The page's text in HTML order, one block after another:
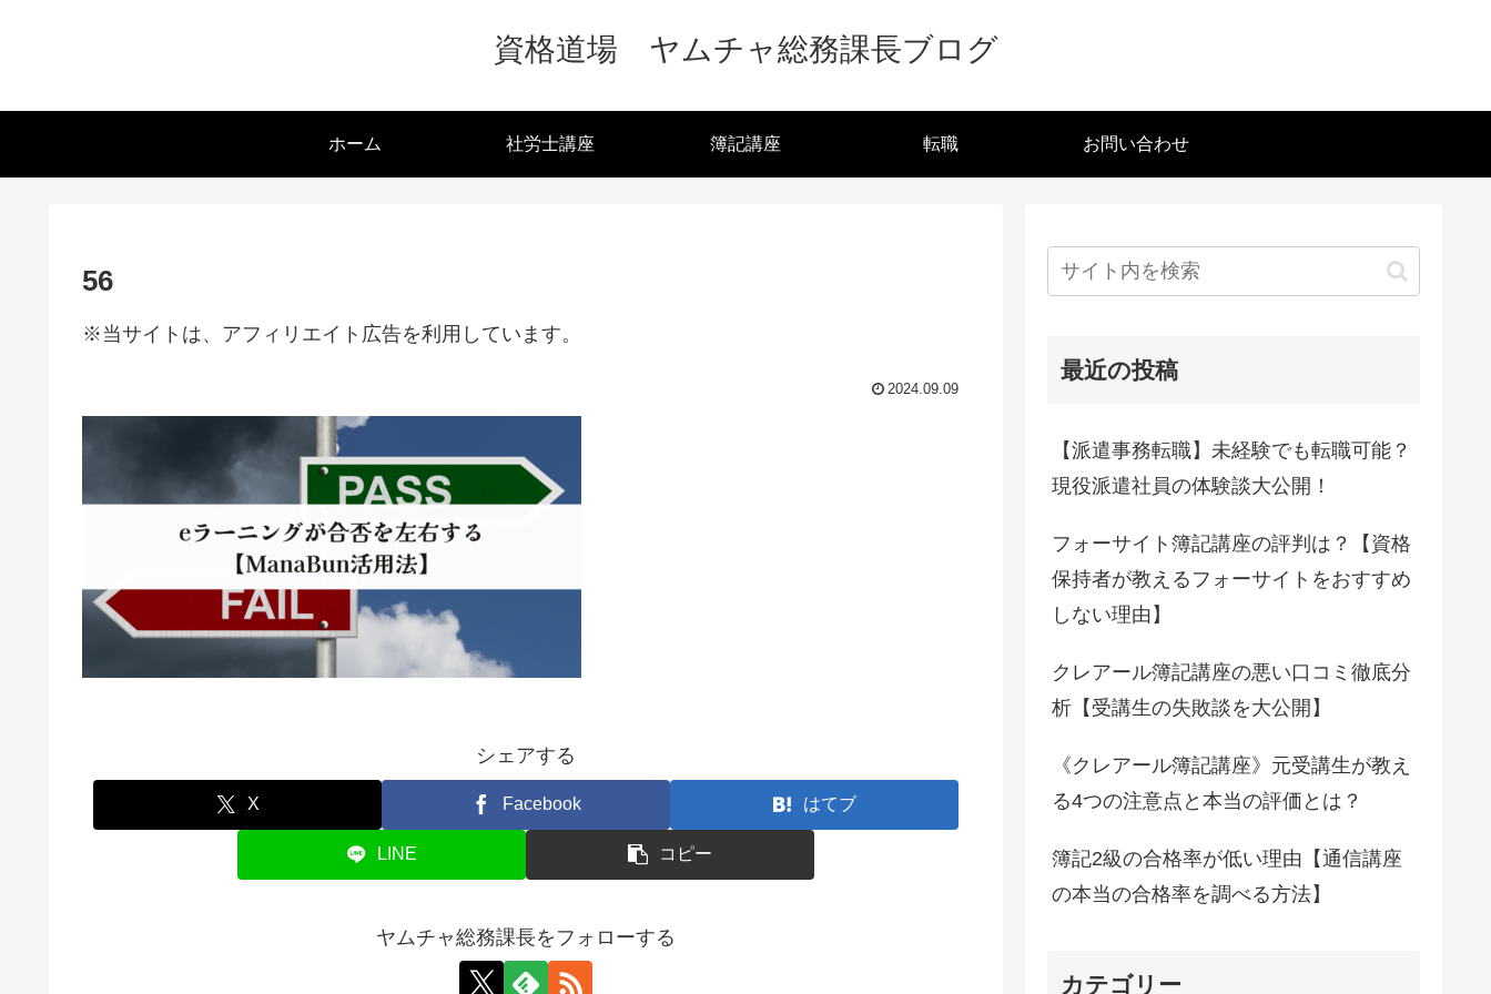
資格道場 ヤムチャ総務課長ブログ
ホーム 社労士講座 簿記講座 転職 お問い合わせ
56
※当サイトは、アフィリエイト広告を利用しています。
2024.09.09
シェアする
X Facebook はてブ
LINE コピー
ヤムチャ総務課長をフォローする
最近の投稿
【派遣事務転職】未経験でも転職可能？
現役派遣社員の体験談大公開！
フォーサイト簿記講座の評判は？【資格
保持者が教えるフォーサイトをおすすめ
しない理由】
クレアール簿記講座の悪い口コミ徹底分
析【受講生の失敗談を大公開】
《クレアール簿記講座》元受講生が教え
る4つの注意点と本当の評価とは？
簿記2級の合格率が低い理由【通信講座
の本当の合格率を調べる方法】
カテゴリー